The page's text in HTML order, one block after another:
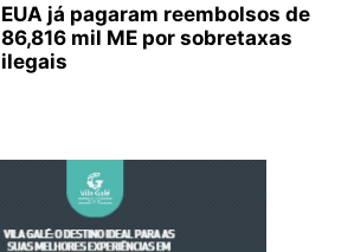
EUA já pagaram reembolsos de
86,816 mil ME por sobretaxas
ilegais